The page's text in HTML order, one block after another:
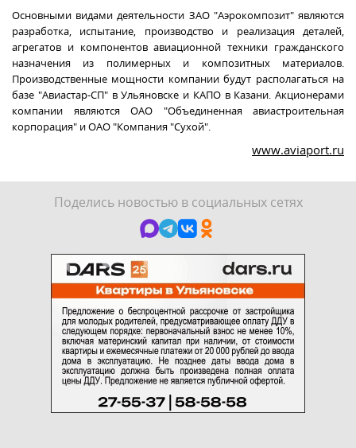
Основными видами деятельности ЗАО "Аэрокомпозит" являются
разработка, испытание, производство и реализация деталей,
агрегатов и компонентов авиационной техники гражданского
назначения из полимерных и композитных материалов.
Производственные мощности компании будут располагаться на
базе "Авиастар-СП" в Ульяновске и КАПО в Казани. Акционерами
компании являются ОАО "Объединенная авиастроительная
корпорация" и ОАО "Компания "Сухой".
www.aviaport.ru
Поделись новостью в социальных сетях